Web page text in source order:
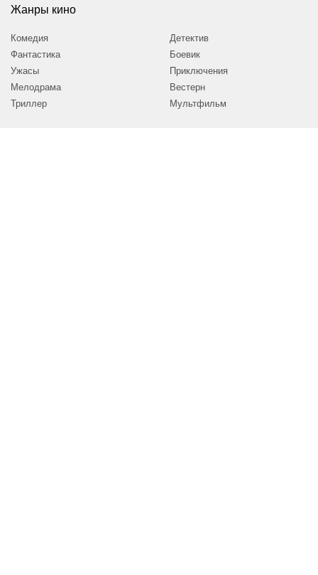
Жанры кино
Комедия
Фантастика
Ужасы
Мелодрама
Триллер
Детектив
Боевик
Приключения
Вестерн
Мультфильм